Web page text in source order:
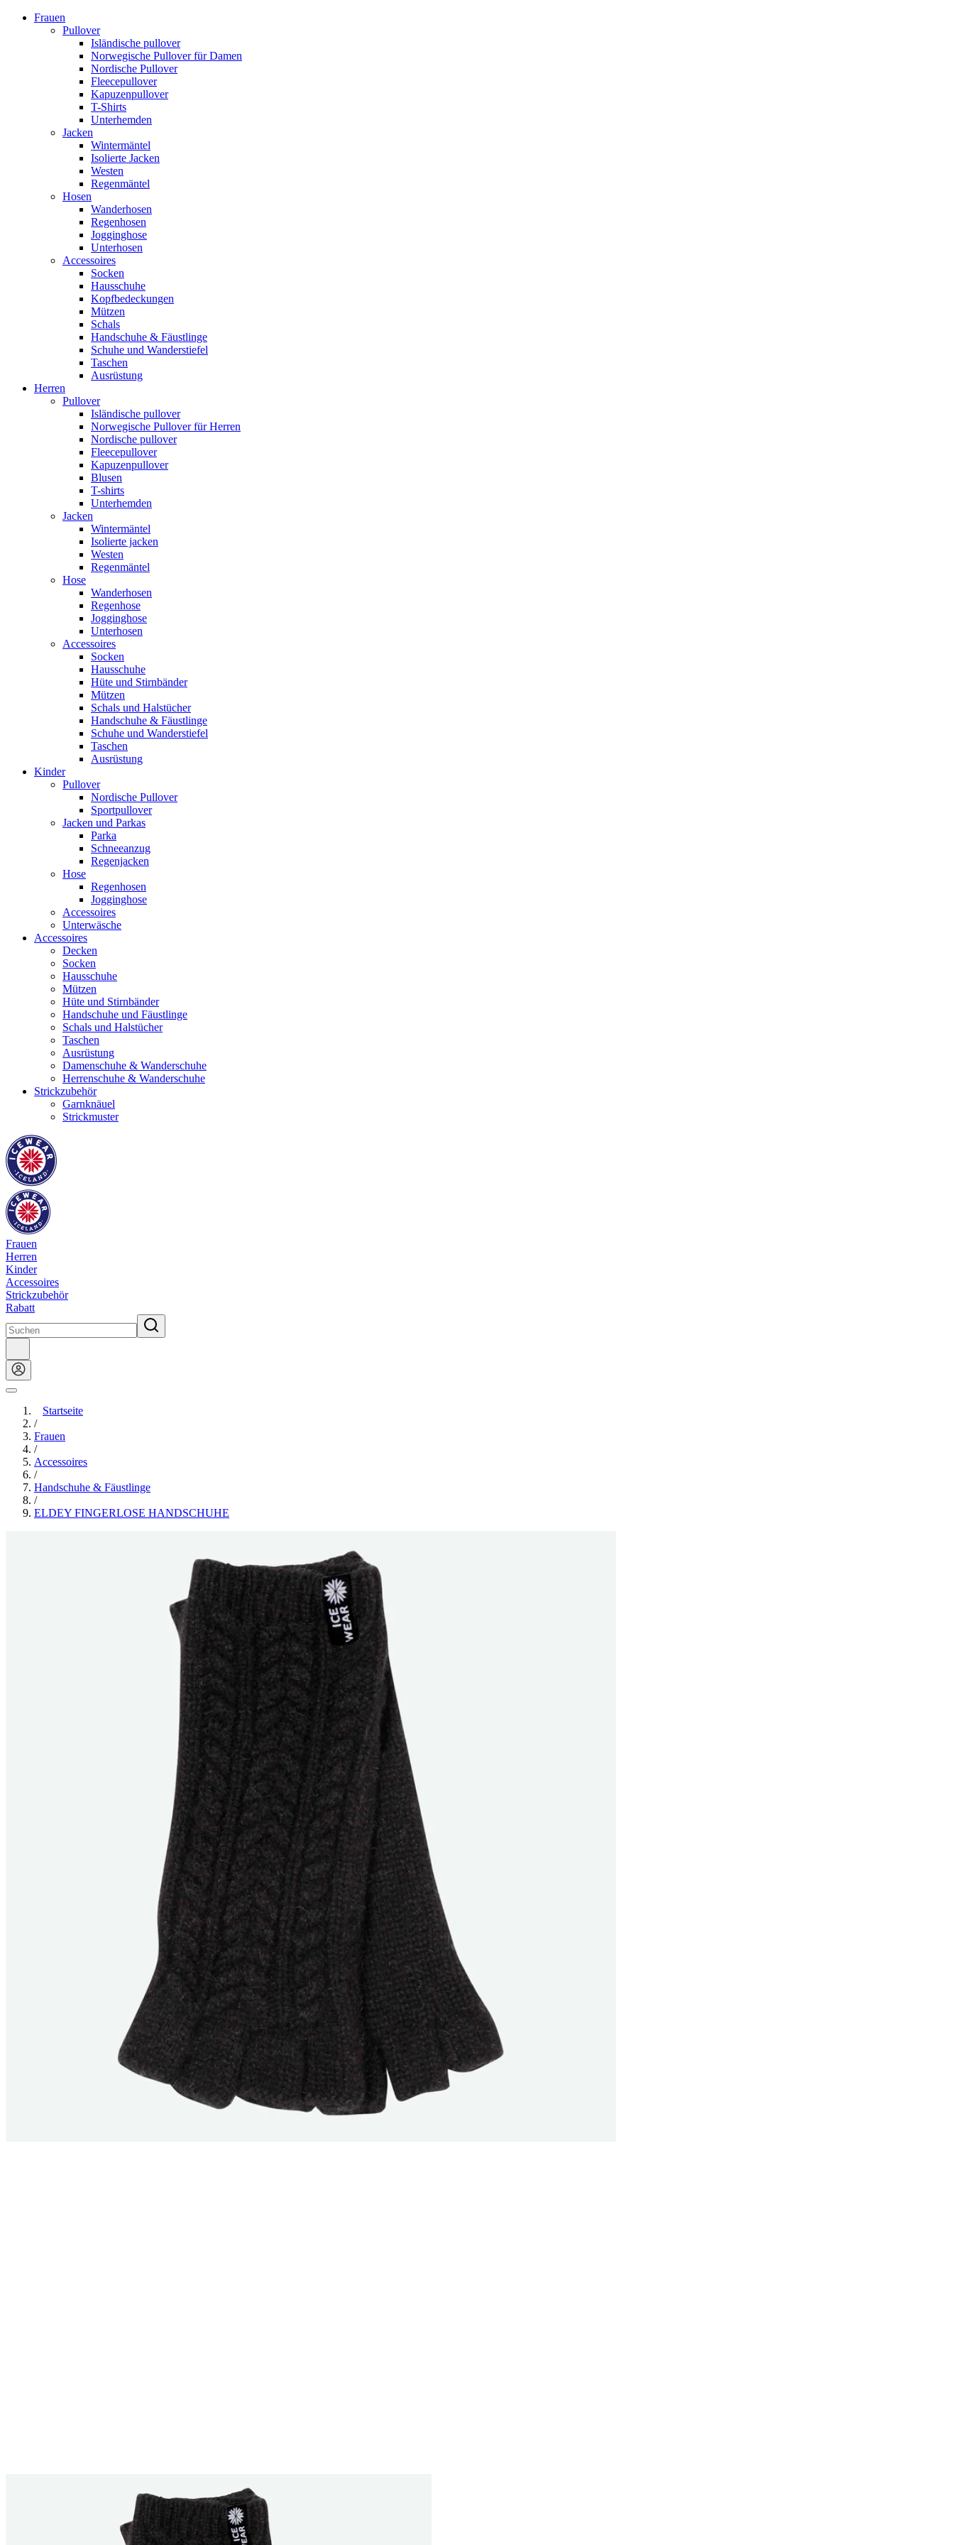
Frauen
Pullover
Isländische pullover
Norwegische Pullover für Damen
Nordische Pullover
Fleecepullover
Kapuzenpullover
T-Shirts
Unterhemden
Jacken
Wintermäntel
Isolierte Jacken
Westen
Regenmäntel
Hosen
Wanderhosen
Regenhosen
Jogginghose
Unterhosen
Accessoires
Socken
Hausschuhe
Kopfbedeckungen
Mützen
Schals
Handschuhe & Fäustlinge
Schuhe und Wanderstiefel
Taschen
Ausrüstung
Herren
Pullover
Isländische pullover
Norwegische Pullover für Herren
Nordische pullover
Fleecepullover
Kapuzenpullover
Blusen
T-shirts
Unterhemden
Jacken
Wintermäntel
Isolierte jacken
Westen
Regenmäntel
Hose
Wanderhosen
Regenhose
Jogginghose
Unterhosen
Accessoires
Socken
Hausschuhe
Hüte und Stirnbänder
Mützen
Schals und Halstücher
Handschuhe & Fäustlinge
Schuhe und Wanderstiefel
Taschen
Ausrüstung
Kinder
Pullover
Nordische Pullover
Sportpullover
Jacken und Parkas
Parka
Schneeanzug
Regenjacken
Hose
Regenhosen
Jogginghose
Accessoires
Unterwäsche
Accessoires
Decken
Socken
Hausschuhe
Mützen
Hüte und Stirnbänder
Handschuhe und Fäustlinge
Schals und Halstücher
Taschen
Ausrüstung
Damenschuhe & Wanderschuhe
Herrenschuhe & Wanderschuhe
Strickzubehör
Garnknäuel
Strickmuster
Frauen
Herren
Kinder
Accessoires
Strickzubehör
Rabatt
Startseite
/
Frauen
/
Accessoires
/
Handschuhe & Fäustlinge
/
ELDEY FINGERLOSE HANDSCHUHE